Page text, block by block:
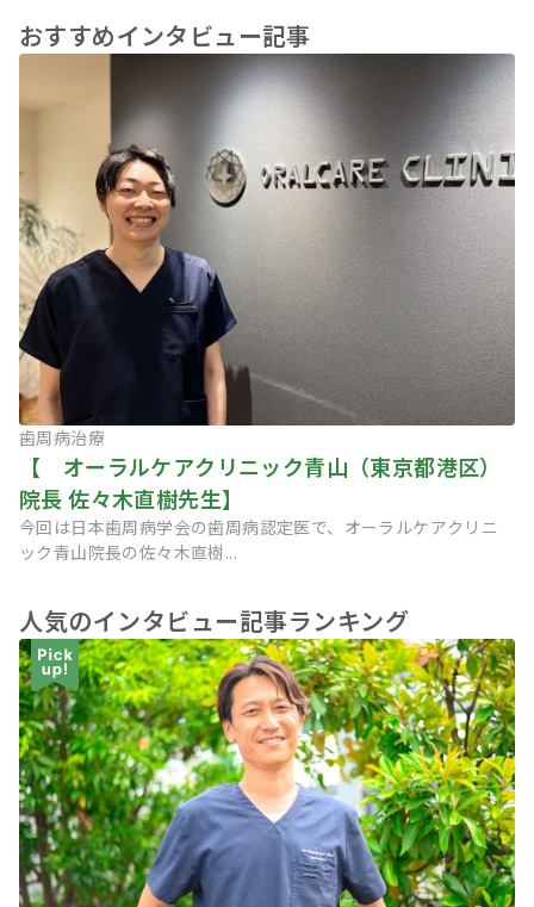
おすすめインタビュー記事
歯周病治療
【 オーラルケアクリニック青山（東京都港区）
院長 佐々木直樹先生】
今回は日本歯周病学会の歯周病認定医で、オーラルケアクリニ
ック青山院長の佐々木直樹...
人気のインタビュー記事ランキング